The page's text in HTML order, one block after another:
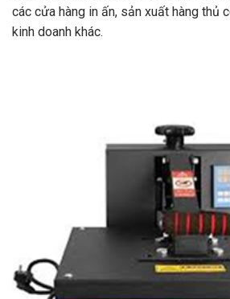
các cửa hàng in ấn, sản xuất hàng thủ
kinh doanh khác.